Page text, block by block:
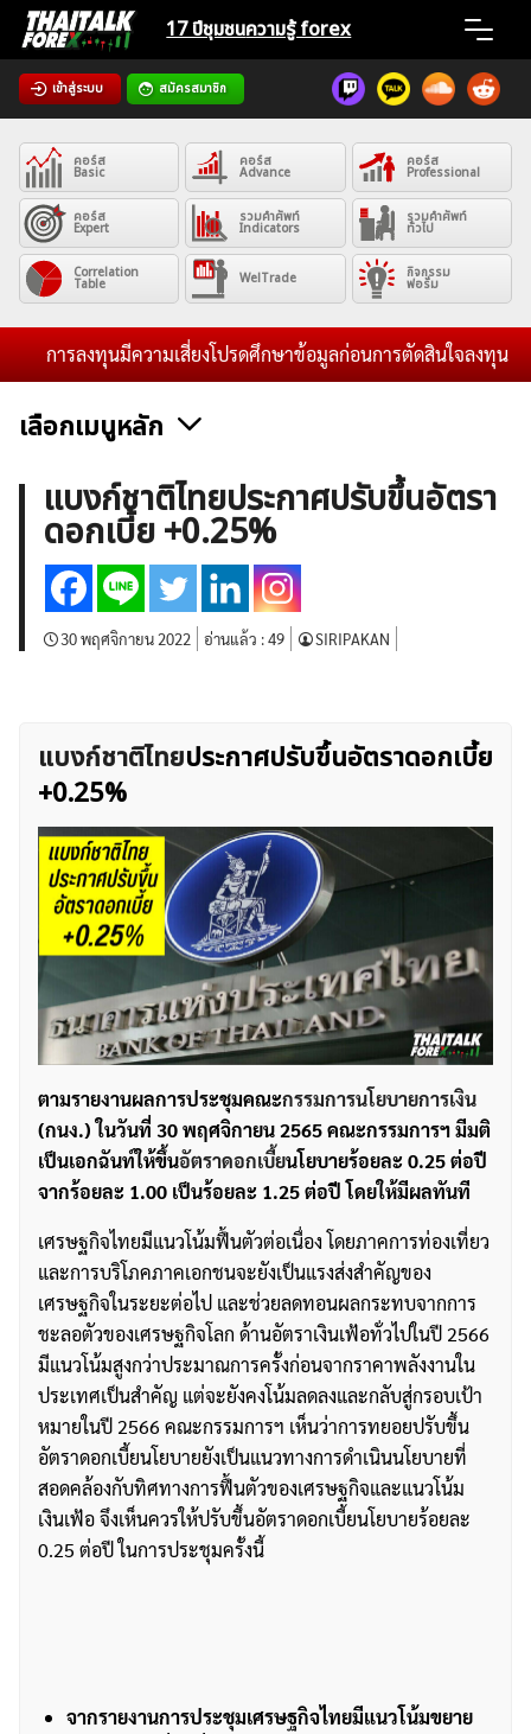
Skip
content
17 ปีชุมชนความรู้ forex
เข้าสู่ระบบ สมัครสมาชิก
Home
News
Articles
VPS Register
ค้นหา
สำหรับ:
คอร์ส
Basic
คอร์ส
Advance
คอร์ส
Professional
คอร์ส
Expert
รวมคำศัพท์
Indicators
รวมคำศัพท์
ทั่วไป
Correlation
Table WelTrade กิจกรรม
ฟอรั่ม
การลงทุนมีความเสี่ยงโปรดศึกษาข้อมูลก่อนการตัดสินใจลงทุน และ
เลือกเมนูหลัก
ข่าวฟอเร็กซ์และสกุลเงิน คริปโตเคอร์เรนซี
ฟรีซิกแนล รายวัน
บทวิเคราะห์
เศรษฐกิจทั่วไป ดัชนี-หุ้น
สินค้าโภคภัณฑ์
โบรกเกอร์ FX
โปรโมชั่น Forex
กองทุน Forex
ฟรี EA
แบงก์ชาติไทยประกาศปรับขึ้นอัตรา
ดอกเบี้ย +0.25%
30 พฤศจิกายน 2022 อ่านแล้ว :49 SIRIPAKAN
แบงก์ชาติไทยประกาศปรับขึ้นอัตราดอกเบี้ย
+0.25%
ตามรายงานผลการประชุมคณะกรรมการนโยบายการเงิน
(กนง.) ในวันที่ 30 พฤศจิกายน 2565 คณะกรรมการฯ มีมติ
เป็นเอกฉันท์ให้ขึ้นอัตราดอกเบี้ยนโยบายร้อยละ 0.25 ต่อปี
จากร้อยละ 1.00 เป็นร้อยละ 1.25 ต่อปี โดยให้มีผลทันที
เศรษฐกิจไทยมีแนวโน้มฟื้นตัวต่อเนื่อง โดยภาคการท่องเที่ยว
และการบริโภคภาคเอกชนจะยังเป็นแรงส่งสำคัญของ
เศรษฐกิจในระยะต่อไป และช่วยลดทอนผลกระทบจากการ
ชะลอตัวของเศรษฐกิจโลก ด้านอัตราเงินเฟ้อทั่วไปในปี 2566
มีแนวโน้มสูงกว่าประมาณการครั้งก่อนจากราคาพลังงานใน
ประเทศเป็นสำคัญ แต่จะยังคงโน้มลดลงและกลับสู่กรอบเป้า
หมายในปี 2566 คณะกรรมการฯ เห็นว่าการทยอยปรับขึ้น
อัตราดอกเบี้ยนโยบายยังเป็นแนวทางการดำเนินนโยบายที่
สอดคล้องกับทิศทางการฟื้นตัวของเศรษฐกิจและแนวโน้ม
เงินเฟ้อ จึงเห็นควรให้ปรับขึ้นอัตราดอกเบี้ยนโยบายร้อยละ
0.25 ต่อปี ในการประชุมครั้งนี้
จากรายงานการประชุมเศรษฐกิจไทยมีแนวโน้มขยาย